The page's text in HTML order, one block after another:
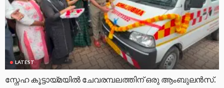
LATEST
സ്നേഹ കൂട്ടായ്മയിൽ ചേവരമ്പലത്തിന് ഒരു ആംബുലൻസ്.